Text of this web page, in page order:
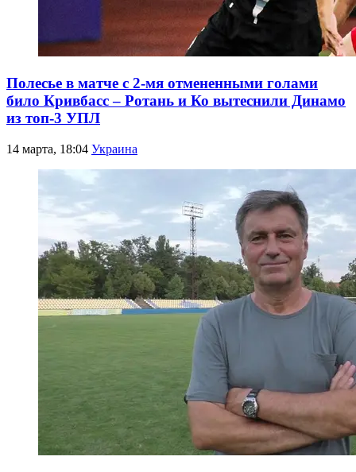
Полесье в матче с 2-мя отмененными голами
било Кривбасс – Ротань и Ко вытеснили Динамо
из топ-3 УПЛ
14 марта, 18:04 Украина